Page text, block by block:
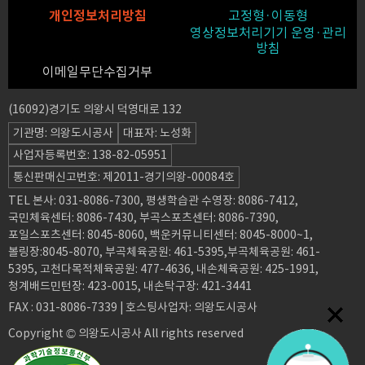
개인정보처리방침 고정형·이동형
영상정보처리기기 운영·관리
방침
이메일무단수집거부
(16092)경기도 의왕시 덕영대로 132
기관명: 의왕도시공사
대표자: 노성화
사업자등록번호: 138-82-05951
통신판매신고번호: 제2011-경기의왕-00084호
TEL 본사: 031-8086-7300, 평생학습관 수영장: 8086-7412,
국민체육센터: 8086-7430, 부곡스포츠센터: 8086-7390,
포일스포츠센터: 8045-8060, 백운커뮤니티센터: 8045-8000~1,
볼링장:8045-8070, 부곡체육공원: 461-5395,부곡체육공원: 461-
5395, 고천다목적체육공원: 477-4636, 내손체육공원: 425-1991,
청계배드민턴장: 423-0015, 내손탁구장: 421-3441
FAX : 031-8086-7339 | 호스팅사업자: 의왕도시공사
Copyright © 의왕도시공사 All rights reserved